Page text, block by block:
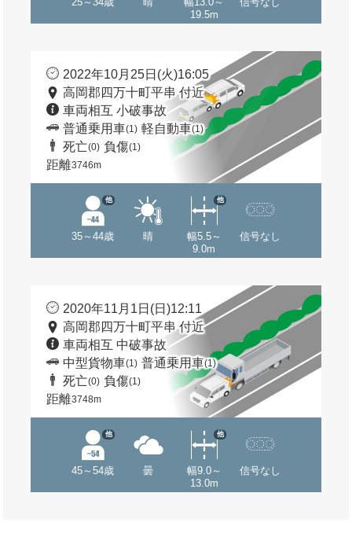
19.5m
2022年10月25日(火)16:05
高岡郡四万十町平串 付近
車両相互 小破事故
普通乗用車(1) 軽自動車(1)
死亡(0) 負傷(1)
距離3746m
35～44歳
他
晴
幅5.5～
9.0m
他
信号なし
2020年11月1日(日)12:11
高岡郡四万十町平串 付近
車両相互 中破事故
中型貨物車(1) 普通乗用車(1)
死亡(0) 負傷(1)
距離3748m
45～54歳
他
曇
幅9.0～
13.0m
他
信号なし